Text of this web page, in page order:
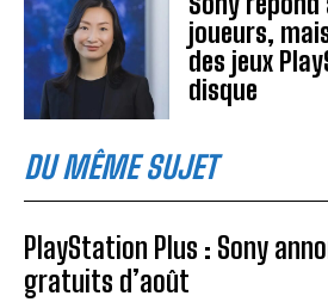
joueurs,
des jeux
disque
DU MÊME SUJET
PlayStation Plus : Sony
gratuits d’août